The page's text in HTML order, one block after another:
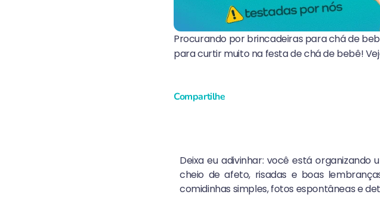
Procurando por brincadeiras para chá de
para curtir muito na festa de chá de bebê!
Compartilhe
Deixa eu adivinhar: você está
cheio de afeto, risadas e boas
comidinhas simples, fotos espontâneas e